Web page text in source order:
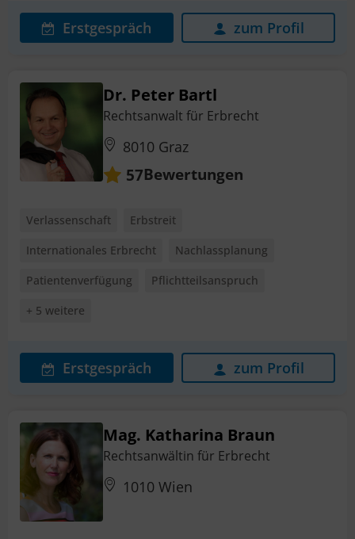
Erstgespräch zum Profil
Dr. Peter Bartl
Rechtsanwalt für Erbrecht
8010 Graz
57Bewertungen
Verlassenschaft
Erbstreit
Internationales Erbrecht
Nachlassplanung
Patientenverfügung
Pflichtteilsanspruch
+ 5 weitere
Erstgespräch zum Profil
Mag. Katharina Braun
Rechtsanwältin für Erbrecht
1010 Wien